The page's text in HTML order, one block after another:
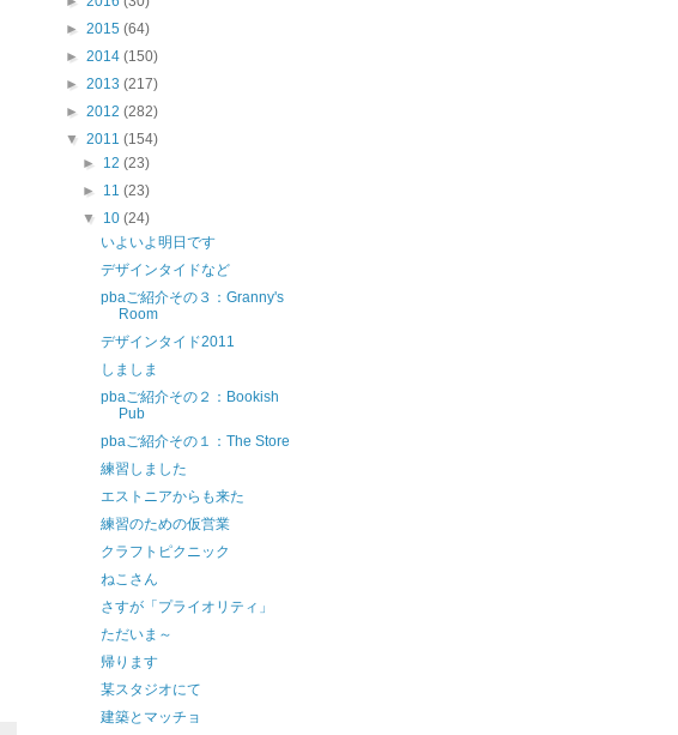
► 2015 (64)
► 2014 (150)
► 2013 (217)
► 2012 (282)
▼ 2011 (154)
► 12(23)
► 11(23)
▼ 10(24)
いよいよ明日です
デザインタイドなど
pbaご紹介その３：Granny's
Room
デザインタイド2011
しましま
pbaご紹介その２：Bookish
Pub
pbaご紹介その１：The Store
練習しました
エストニアからも来た
練習のための仮営業
クラフトピクニック
ねこさん
さすが「プライオリティ」
ただいま～
帰ります
某スタジオにて
建築とマッチョ